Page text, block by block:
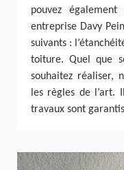
pouvez
entreprise Davy
suivants :
toiture. Quel que
souhaitez réaliser,
les règles de l’art.
travaux sont